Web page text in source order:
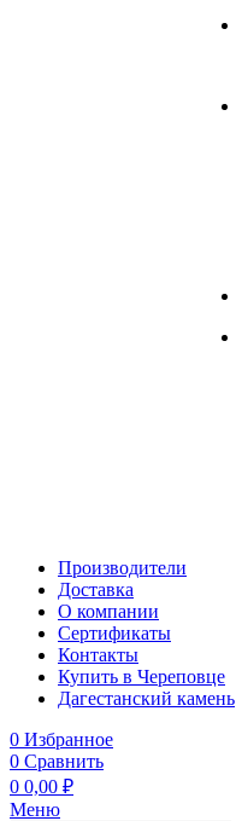
Производители
Доставка
О компании
Сертификаты
Контакты
Купить в Череповце
Дагестанский камень
0 Избранное
0 Сравнить
0 0,00 ₽
Меню